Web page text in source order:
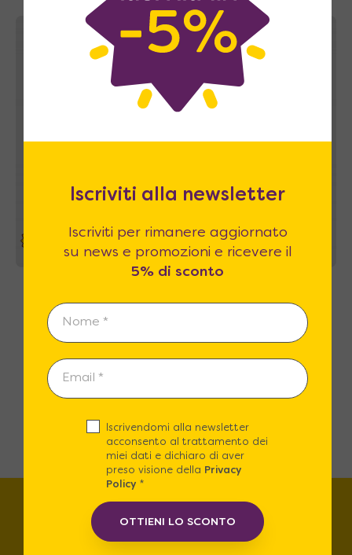
A casa tua in 43~49 giorni
divano a movimento automatico
A partire da
2 … 9
Trova lo store più vicino a
Iscriviti alla newsletter
Iscriviti per rimanere aggiornato
su news e promozioni e ricevere il
5% di sconto
Iscrivendomi alla newsletter
acconsento al trattamento dei
miei dati e dichiaro di aver
preso visione della Privacy
Policy*
OTTIENI LO SCONTO